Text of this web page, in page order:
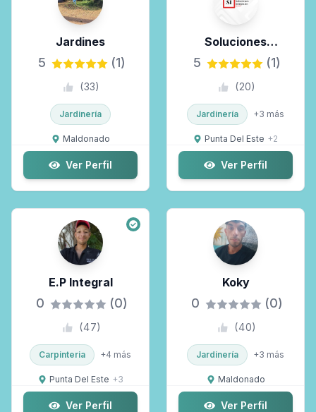
Jardines
5 (1)
(33)
Jardinería
Maldonado
Ver Perfil
Soluciones
Integrales Del Este
5 (1)
(20)
Jardinería +3 más
Punta Del Este +2
Ver Perfil
E.P Integral
0 (0)
(47)
Carpinteria +4 más
Punta Del Este +3
Ver Perfil
Koky
0 (0)
(40)
Jardinería +3 más
Maldonado
Ver Perfil